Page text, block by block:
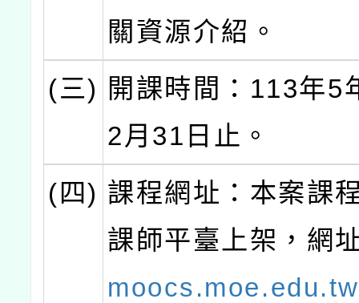
關資源介紹。
(三) 開課時間：113年5
2月31日止。
(四) 課程網址：本案課
課師平臺上架，網